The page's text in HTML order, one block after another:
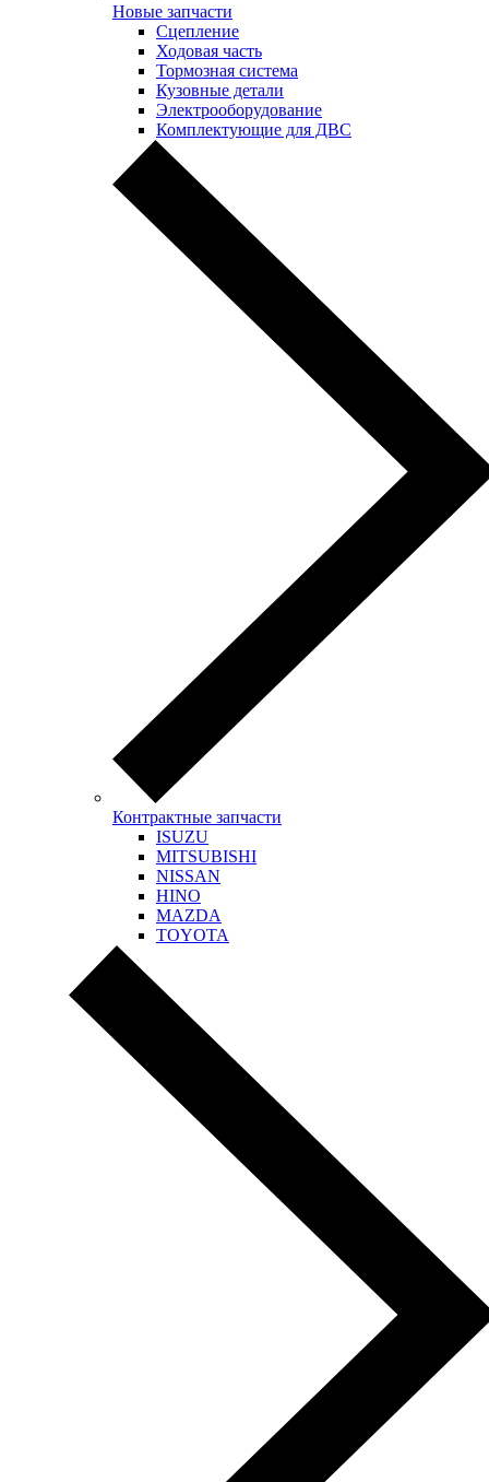
Новые запчасти
Сцепление
Ходовая часть
Тормозная система
Кузовные детали
Электрооборудование
Комплектующие для ДВС
Контрактные запчасти
ISUZU
MITSUBISHI
NISSAN
HINO
MAZDA
TOYOTA